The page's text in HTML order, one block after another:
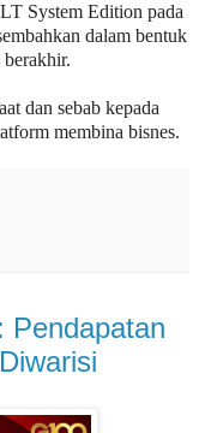
System Edition pada
dalam bentuk
berakhir.
dan sebab kepada
membina bisnes.
Pendapatan